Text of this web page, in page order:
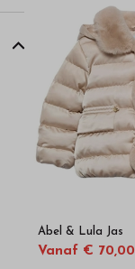
Abel & Lula Jas
Vanaf € 70,00